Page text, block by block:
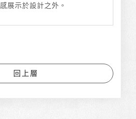
展示於設計之外。
回上層